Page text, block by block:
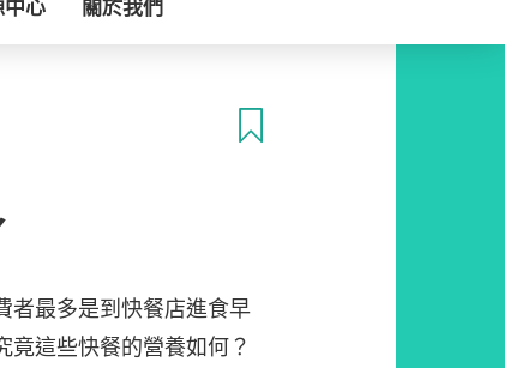
心 關於我們
者最多是到快餐店進食早
竟這些快餐的營養如何？